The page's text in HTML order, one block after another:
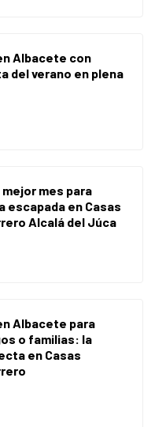
Albacete con
del verano en plena
mes para
escapada en Casas
Alcalá del Júca
Albacete para
o familias: la
en Casas